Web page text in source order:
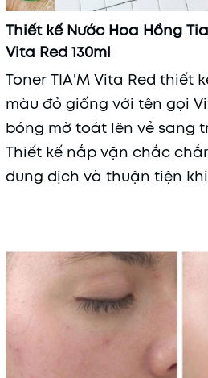
Thiết kế Nước Hoa Hồng
Vita Red 130ml
Toner TIA'M Vita Red thiết
màu đỏ giống với tên gọi
bóng mờ toát lên vẻ sang
Thiết kế nắp vặn chắc
dung dịch và thuận tiện